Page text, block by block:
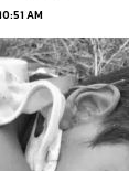
AM